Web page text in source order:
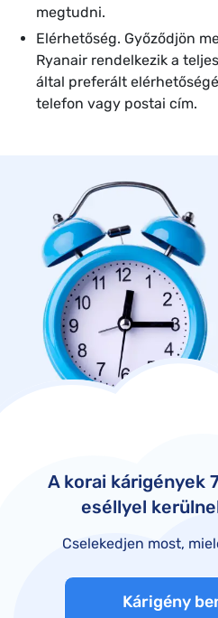
megtudni.
Elérhetőség. Győződjön
Ryanair rendelkezik a
által preferált
telefon vagy postai cím.
A korai kárigények
eséllyel
Cselekedjen most,
Kárigény